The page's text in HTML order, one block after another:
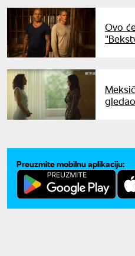
Ovo
Preuzmite mobilnu aplikaciju: